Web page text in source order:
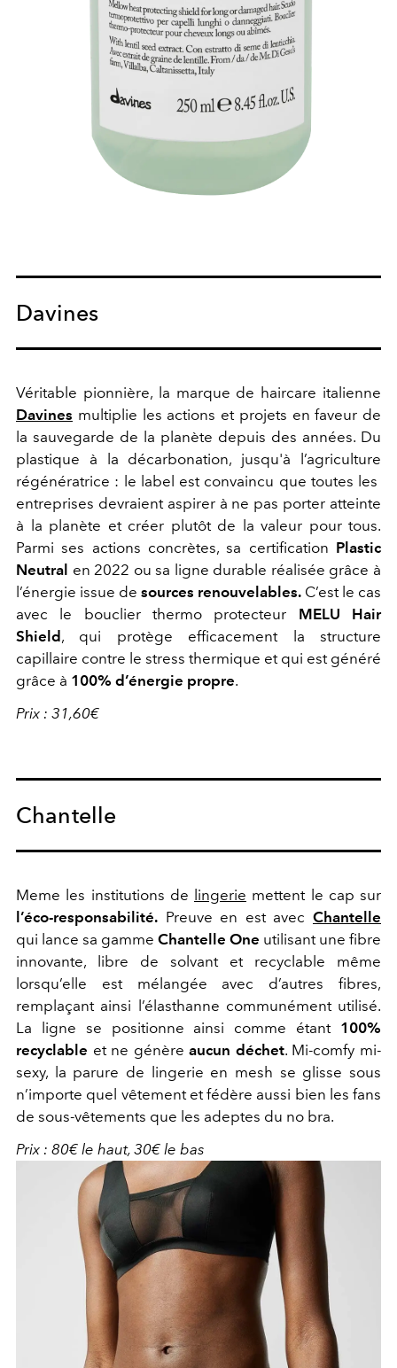
Davines
Véritable pionnière, la marque de haircare italienne
Davines multiplie les actions et projets en faveur de
la sauvegarde de la planète depuis des années. Du
plastique à la décarbonation, jusqu'à l’agriculture
régénératrice : le label est convaincu que toutes les
entreprises devraient aspirer à ne pas porter atteinte
à la planète et créer plutôt de la valeur pour tous.
Parmi ses actions concrètes, sa certification Plastic
Neutral en 2022 ou sa ligne durable réalisée grâce à
l’énergie issue de sources renouvelables. C’est le cas
avec le bouclier thermo protecteur MELU Hair
Shield , qui protège efficacement la structure
capillaire contre le stress thermique et qui est généré
grâce à 100% d’énergie propre.
Prix : 31,60€
Chantelle
Meme les institutions de lingerie mettent le cap sur
l’éco-responsabilité. Preuve en est avec Chantelle
qui lance sa gamme Chantelle One utilisant une fibre
innovante, libre de solvant et recyclable même
lorsqu’elle est mélangée avec d’autres fibres,
remplaçant ainsi l’élasthanne communément utilisé.
La ligne se positionne ainsi comme étant 100%
recyclable et ne génèreaucun déchet. Mi-comfy mi-
sexy, la parure de lingerie en mesh se glisse sous
n’importe quel vêtement et fédère aussi bien les fans
de sous-vêtements que les adeptes du no bra.
Prix : 80€ le haut, 30€ le bas